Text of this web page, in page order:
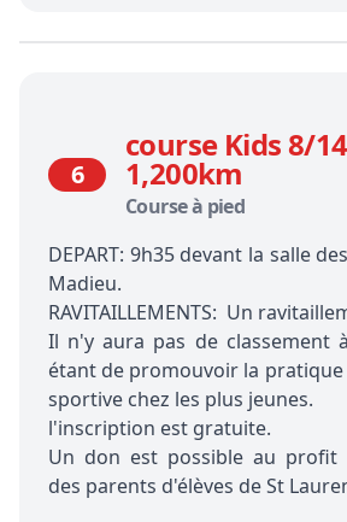
6
course Kids 8/
1,200km
Course à pied
DEPART: 9h35 devant la salle
Madieu.
RAVITAILLEMENTS: Un
Il n'y aura pas de classement
étant de promouvoir la
sportive chez les plus jeunes.
l'inscription est gratuite.
Un don est possible au profit
des parents d'élèves de St